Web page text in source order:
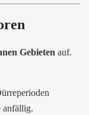
Gebieten auf.
anfällig.